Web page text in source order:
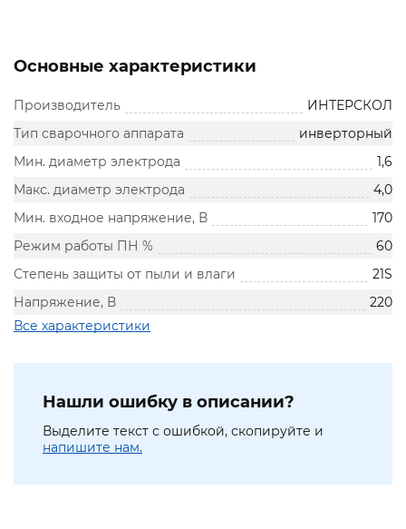
Основные характеристики
Производитель
ИНТЕРСКОЛ
Тип сварочного аппарата
инверторный
Мин. диаметр электрода
1,6
Макс. диаметр электрода
4,0
Мин. входное напряжение, В
170
Режим работы ПН %
60
Степень защиты от пыли и влаги
21S
Напряжение, В
220
Все характеристики
Нашли ошибку в описании?
Выделите текст с ошибкой, скопируйте и
напишите нам.